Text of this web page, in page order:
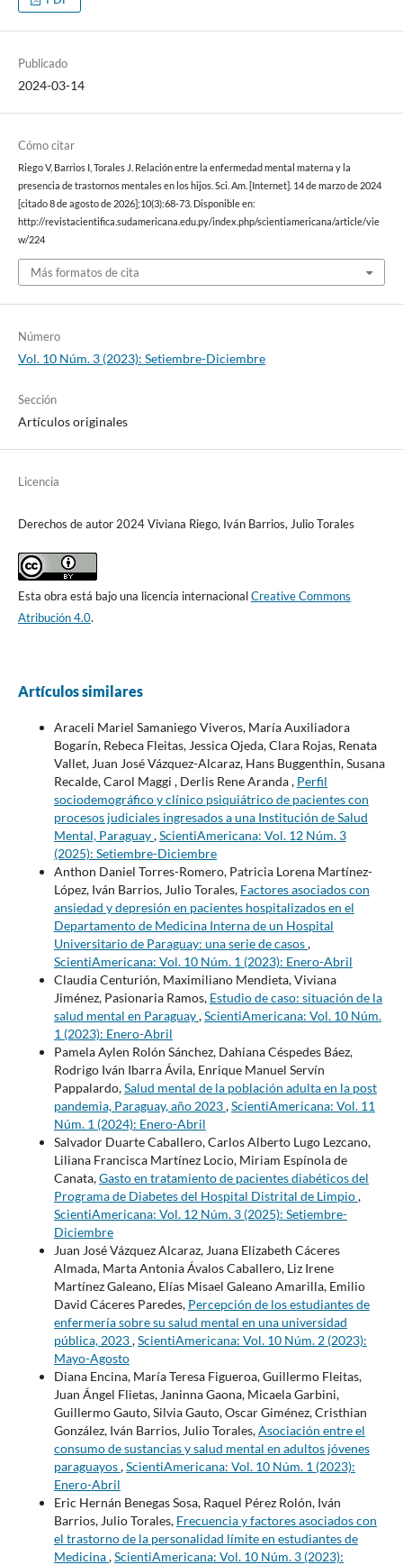
Publicado
2024-03-14
Cómo citar
Riego V, Barrios I, Torales J. Relación entre la enfermedad mental materna y la
presencia de trastornos mentales en los hijos. Sci. Am. [Internet]. 14 de marzo de 2024
[citado 8 de agosto de 2026];10(3):68-73. Disponible en:
http://revistacientifica.sudamericana.edu.py/index.php/scientiamericana/article/vie
w/224
Más formatos de cita
Número
Vol. 10 Núm. 3 (2023): Setiembre-Diciembre
Sección
Artículos originales
Licencia
Derechos de autor 2024 Viviana Riego, Iván Barrios, Julio Torales
Esta obra está bajo una licencia internacionalCreative Commons
Atribución 4.0.
Artículos similares
Araceli Mariel Samaniego Viveros, María Auxiliadora
Bogarín, Rebeca Fleitas, Jessica Ojeda, Clara Rojas, Renata
Vallet, Juan José Vázquez-Alcaraz, Hans Buggenthin, Susana
Recalde, Carol Maggi , Derlis Rene Aranda , Perfil
sociodemográfico y clínico psiquiátrico de pacientes con
procesos judiciales ingresados a una Institución de Salud
Mental, Paraguay,ScientiAmericana: Vol. 12 Núm. 3
(2025): Setiembre-Diciembre
Anthon Daniel Torres-Romero, Patricia Lorena Martínez-
López, Iván Barrios, Julio Torales, Factores asociados con
ansiedad y depresión en pacientes hospitalizados en el
Departamento de Medicina Interna de un Hospital
Universitario de Paraguay: una serie de casos,
ScientiAmericana: Vol. 10 Núm. 1 (2023): Enero-Abril
Claudia Centurión, Maximiliano Mendieta, Viviana
Jiménez, Pasionaria Ramos, Estudio de caso: situación de la
salud mental en Paraguay,ScientiAmericana: Vol. 10 Núm.
1 (2023): Enero-Abril
Pamela Aylen Rolón Sánchez, Dahiana Céspedes Báez,
Rodrigo Iván Ibarra Ávila, Enrique Manuel Servín
Pappalardo,Salud mental de la población adulta en la post
pandemia, Paraguay, año 2023,ScientiAmericana: Vol. 11
Núm. 1 (2024): Enero-Abril
Salvador Duarte Caballero, Carlos Alberto Lugo Lezcano,
Liliana Francisca Martínez Locio, Miriam Espínola de
Canata,Gasto en tratamiento de pacientes diabéticos del
Programa de Diabetes del Hospital Distrital de Limpio,
ScientiAmericana: Vol. 12 Núm. 3 (2025): Setiembre-
Diciembre
Juan José Vázquez Alcaraz, Juana Elizabeth Cáceres
Almada, Marta Antonia Ávalos Caballero, Liz Irene
Martínez Galeano, Elías Misael Galeano Amarilla, Emilio
David Cáceres Paredes, Percepción de los estudiantes de
enfermería sobre su salud mental en una universidad
pública, 2023,ScientiAmericana: Vol. 10 Núm. 2 (2023):
Mayo-Agosto
Diana Encina, María Teresa Figueroa, Guillermo Fleitas,
Juan Ángel Flietas, Janinna Gaona, Micaela Garbini,
Guillermo Gauto, Silvia Gauto, Oscar Giménez, Cristhian
González, Iván Barrios, Julio Torales,Asociación entre el
consumo de sustancias y salud mental en adultos jóvenes
paraguayos,ScientiAmericana: Vol. 10 Núm. 1 (2023):
Enero-Abril
Eric Hernán Benegas Sosa, Raquel Pérez Rolón, Iván
Barrios, Julio Torales, Frecuencia y factores asociados con
el trastorno de la personalidad límite en estudiantes de
Medicina,ScientiAmericana: Vol. 10 Núm. 3 (2023):